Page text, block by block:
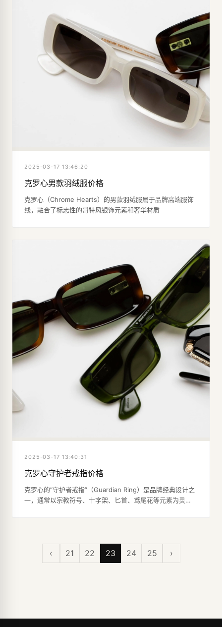
2025-03-17 13:46:20
克罗心男款羽绒服价格
克罗心（Chrome Hearts）的男款羽绒服属于品牌高端服饰
线，融合了标志性的哥特风银饰元素和奢华材质
2025-03-17 13:40:31
克罗心守护者戒指价格
克罗心的“守护者戒指”（Guardian Ring）是品牌经典设计之
一，通常以宗教符号、十字架、匕首、鸢尾花等元素为灵
‹ 21 22 23 24 25 ›